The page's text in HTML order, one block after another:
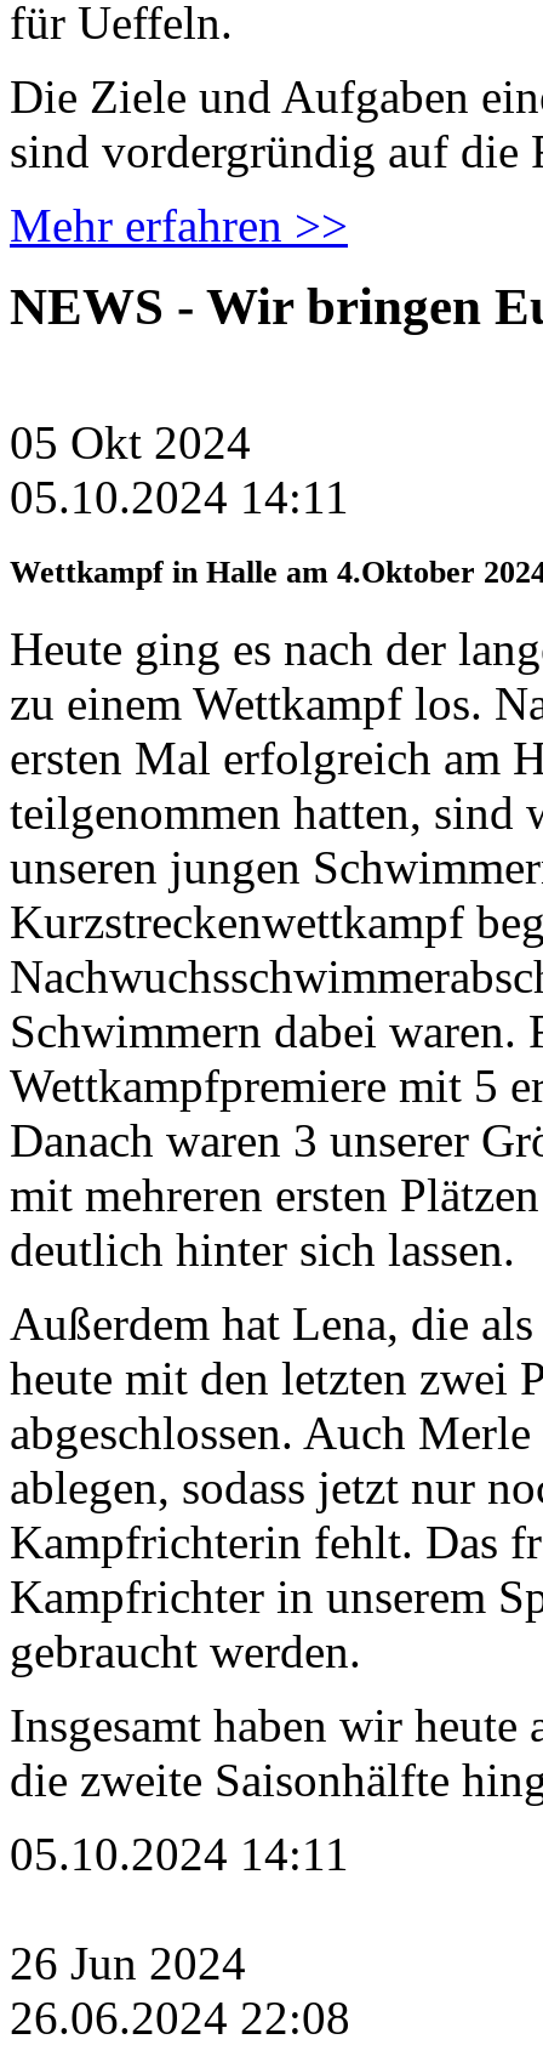
für Ueffeln.
Die Ziele und Aufgaben
sind vordergründig auf die
Mehr erfahren >>
NEWS - Wir bringen
05 Okt 2024
05.10.2024 14:11
Wettkampf in Halle am 4.Oktober
Heute ging es nach der
zu einem Wettkampf los.
ersten Mal erfolgreich am
teilgenommen hatten, sind
unseren jungen
Kurzstreckenwettkampf
Schwimmern dabei waren.
Wettkampfpremiere mit 5
Danach waren 3 unserer
mit mehreren ersten
deutlich hinter sich lassen.
Außerdem hat Lena, die
heute mit den letzten zwei
abgeschlossen. Auch
ablegen, sodass jetzt nur
Kampfrichterin fehlt. Das
Kampfrichter in unserem
gebraucht werden.
Insgesamt haben wir
die zweite Saisonhälfte
05.10.2024 14:11
26 Jun 2024
26.06.2024 22:08